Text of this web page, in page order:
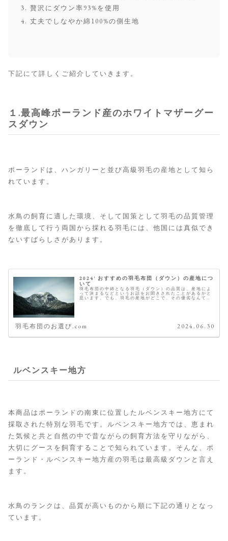
贅沢にダウン率93%を使用
丈夫でしなやか綿100%の側生地
下記にて詳しくご紹介していきます。
１.最高峰ポーランド産のホワイトマザーグー
スダウン
ポーランドは、ハンガリーと並び高級羽毛の産地として知ら
れています。
水鳥の飼育に適した環境、そして国策として羽毛の品質管理
を徹底して行う両国から採れる羽毛には、他国には真似でき
ないすばらしさがあります。
2024' おすすめの羽毛布団（ダウン）の産地につ
いて
羽毛布団の中綿となる羽毛（ダウン）の品質は、産地によ
って決まるなどというお話をお聞きされたことがあるかと
思います。でも、羽毛の産地がどこで、その優劣なんて国
羽毛布団のお選び.com 2024.06.30
ルベンスキー地方
本商品はポーランドの南東に位置したルベンスキー地方にて
採取された特別な羽毛です。ルベンスキー地方では、恵まれ
た気候と共と自然の中で昔ながらの飼育方法を守りながら、
大切にグースを飼育することで知られています。そんな、ポ
ーランド・ルベンスキー地方産の羽毛は最高級ダウンと言え
ます。
水鳥のランクは、品質が高いものから順に下記の通りとなっ
ています。